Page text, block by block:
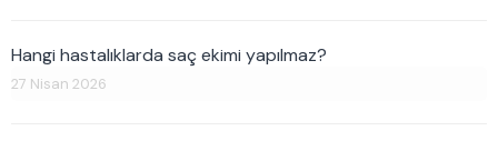
Hangi hastalıklarda saç ekimi yapılmaz?
27 Nisan 2026